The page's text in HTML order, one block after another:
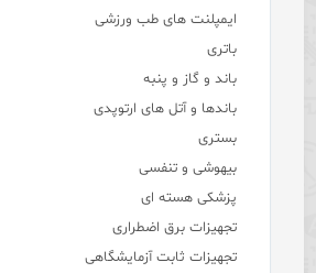
ایمپلنت های طب ورزشی
باتری
باند و گاز و پنبه
باندها و آتل های ارتوپدی
بستری
بیهوشی و تنفسی
پزشکی هسته ای
تجهیزات برق اضطراری
تجهیزات ثابت آزمایشگاهی